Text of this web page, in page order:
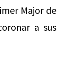
Major de
a sus